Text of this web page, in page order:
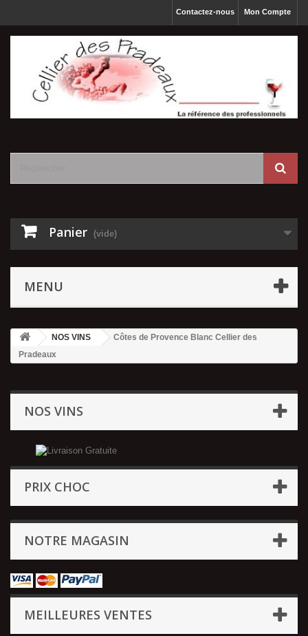
Mon Compte
Contactez-nous
Panier (vide)
MENU
NOS VINS
Côtes de Provence Blanc Cellier des
Pradeaux
NOS VINS
PRIX CHOC
NOTRE MAGASIN
MEILLEURES VENTES